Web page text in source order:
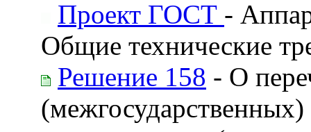
Проект ГОСТ -
Общие технические
Решение 158 - О
(межгосударственных)